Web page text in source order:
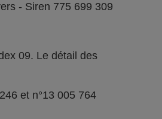
- Siren 775 699 309
09. Le détail des
et n°13 005 764